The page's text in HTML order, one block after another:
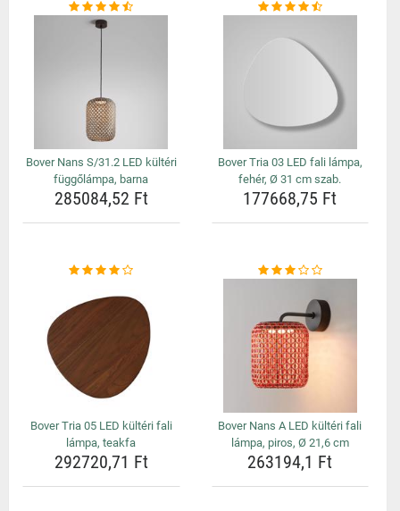
Bover Nans S/31.2 LED kültéri
függőlámpa, barna
285084,52 Ft
Bover Tria 03 LED fali lámpa,
fehér, Ø 31 cm szab.
177668,75 Ft
Bover Tria 05 LED kültéri fali
lámpa, teakfa
292720,71 Ft
Bover Nans A LED kültéri fali
lámpa, piros, Ø 21,6 cm
263194,1 Ft